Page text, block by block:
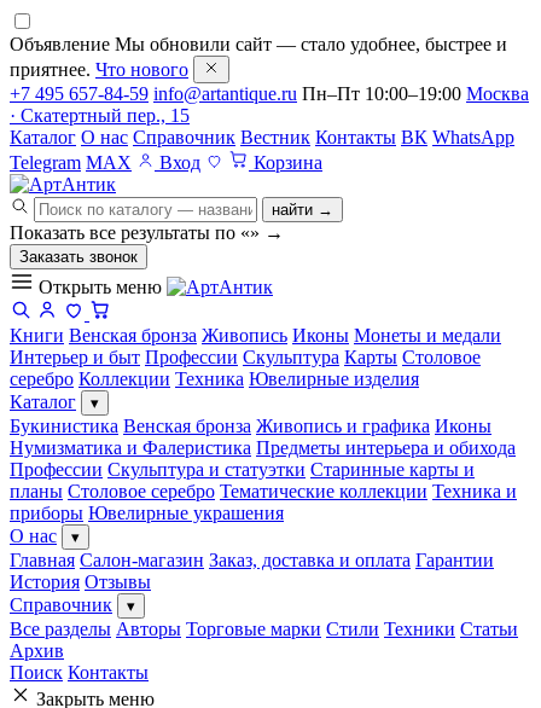
Объявление Мы обновили сайт — стало удобнее, быстрее и
приятнее. Что нового
+7 495 657-84-59 info@artantique.ru Пн–Пт 10:00–19:00 Москва
· Скатертный пер., 15
Каталог О нас Справочник Вестник Контакты ВК WhatsApp
Telegram MAX Вход Корзина
найти →
Показать все результаты по «» →
Заказать звонок
Открыть меню
Книги Венская бронза Живопись Иконы Монеты и медали
Интерьер и быт Профессии Скульптура Карты Столовое
серебро Коллекции Техника Ювелирные изделия
Каталог
▾
Букинистика Венская бронза Живопись и графика Иконы
Нумизматика и Фалеристика Предметы интерьера и обихода
Профессии Скульптура и статуэтки Старинные карты и
планы Столовое серебро Тематические коллекции Техника и
приборы Ювелирные украшения
О нас
▾
Главная Салон-магазин Заказ, доставка и оплата Гарантии
История Отзывы
Справочник
▾
Все разделы Авторы Торговые марки Стили Техники Статьи
Архив
Поиск Контакты
Закрыть меню